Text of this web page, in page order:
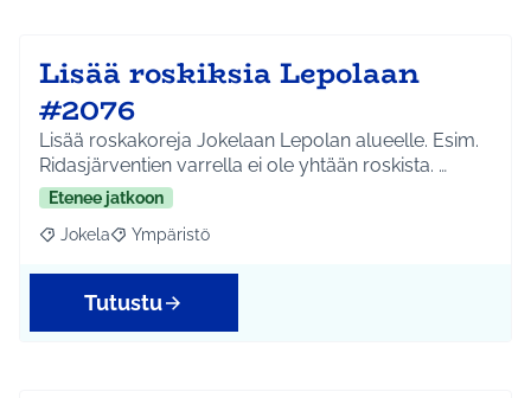
Lisää roskiksia Lepolaan
#2076
Lisää roskakoreja Jokelaan Lepolan alueelle. Esim.
Ridasjärventien varrella ei ole yhtään roskista. …
Etenee jatkoon
Rajaa tulokset aihepiirin mukaan: Jokela
Jokela Rajaa tulokset teeman mukaan: Ympäristö
Ympäristö
Tutustu